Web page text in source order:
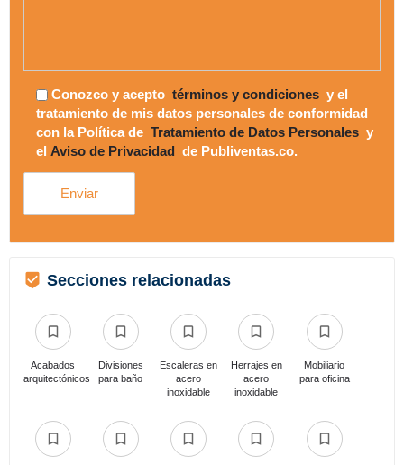
Conozco y acepto términos y condiciones y el
tratamiento de mis datos personales de conformidad
con la Política de Tratamiento de Datos Personales y
el Aviso de Privacidad de Publiventas.co.
Secciones relacionadas
Acabados
arquitectónicos
Divisiones
para baño
Escaleras en
acero
inoxidable
Herrajes en
acero
inoxidable
Mobiliario
para oficina